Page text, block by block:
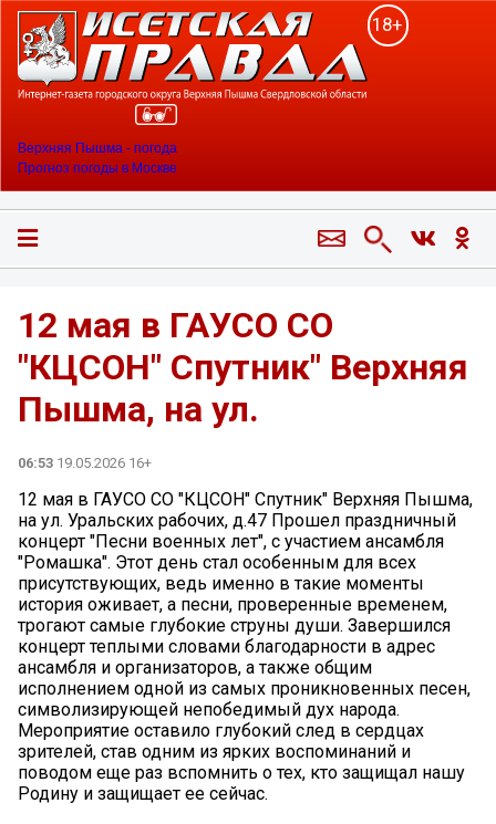
18+
Верхняя Пышма - погода
Прогноз погоды в Москве
12 мая в ГАУСО СО
"КЦСОН" Спутник" Верхняя
Пышма, на ул.
06:53 19.05.2026 16+
12 мая в ГАУСО СО "КЦСОН" Спутник" Верхняя Пышма,
на ул. Уральских рабочих, д.47 Прошел праздничный
концерт "Песни военных лет", с участием ансамбля
"Ромашка". Этот день стал особенным для всех
присутствующих, ведь именно в такие моменты
история оживает, а песни, проверенные временем,
трогают самые глубокие струны души. Завершился
концерт теплыми словами благодарности в адрес
ансамбля и организаторов, а также общим
исполнением одной из самых проникновенных песен,
символизирующей непобедимый дух народа.
Мероприятие оставило глубокий след в сердцах
зрителей, став одним из ярких воспоминаний и
поводом еще раз вспомнить о тех, кто защищал нашу
Родину и защищает ее сейчас.